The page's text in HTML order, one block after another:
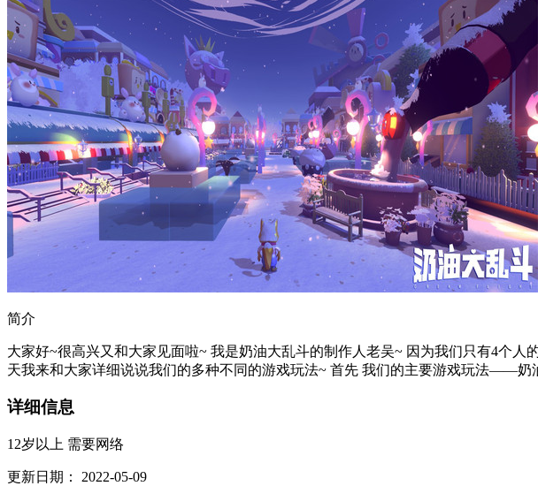
简介
大家好~很高兴又和大家见面啦~ 我是奶油大乱斗的制作人老吴~ 因为我们只有4个
天我来和大家详细说说我们的多种不同的游戏玩法~ 首先 我们的主要游戏玩法——奶
详细信息
12岁以上 需要网络
更新日期： 2022-05-09